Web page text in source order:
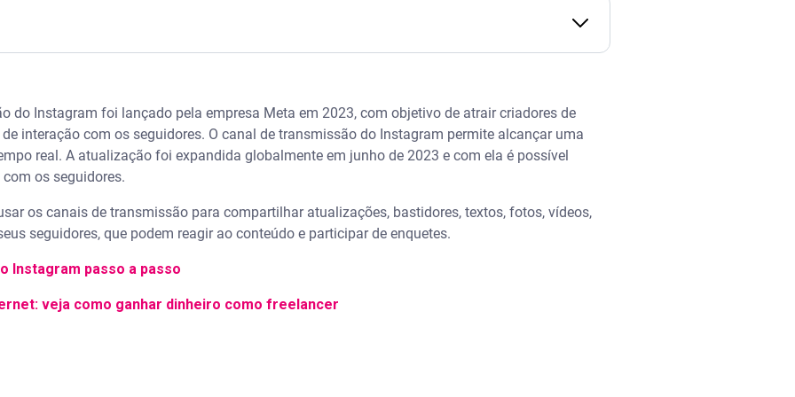
Premium
transmissão como seguidor
no Instagram é seguro?
do Instagram foi lançado pela empresa Meta em 2023, com objetivo de atrair criadores de
interação com os seguidores. O canal de transmissão do Instagram permite alcançar uma
real. A atualização foi expandida globalmente em junho de 2023 e com ela é possível
os seguidores.
os canais de transmissão para compartilhar atualizações, bastidores, textos, fotos, vídeos,
seguidores, que podem reagir ao conteúdo e participar de enquetes.
Instagram passo a passo
veja como ganhar dinheiro como freelancer